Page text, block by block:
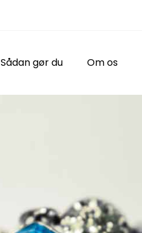
Sådan gør du Om os